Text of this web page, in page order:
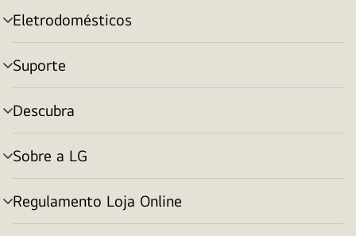
Eletrodomésticos
alternar
menu
Suporte
alternar
menu
Descubra
alternar
menu
Sobre a LG
alternar
menu
Regulamento Loja Online
alternar
menu